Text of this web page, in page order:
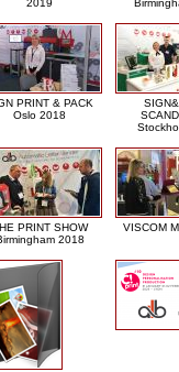
2019
PRINT & PACK
Oslo 2018
PRINT SHOW
2018
VISCOM